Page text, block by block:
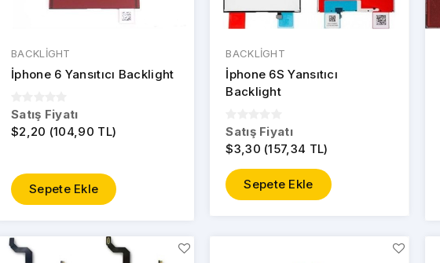
BACKLİGHT
İphone 6 Yansıtıcı Backlight
Satış Fiyatı
$2,20 (104,90 TL)
Sepete Ekle
BACKLİGHT
İphone 6S Yansıtıcı
Backlight
Satış Fiyatı
$3,30 (157,34 TL)
Sepete Ekle